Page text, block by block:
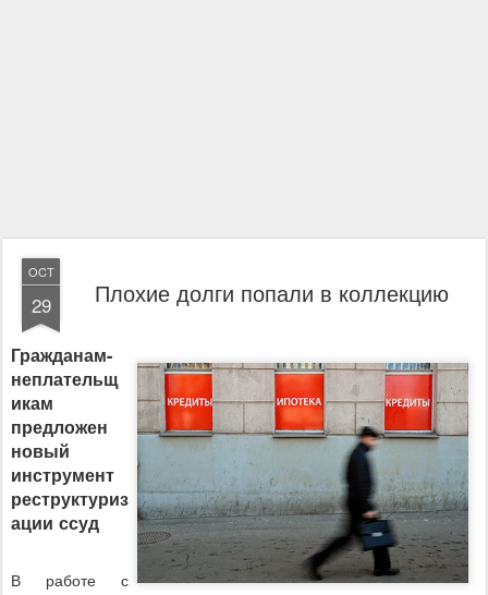
OCT
29 Плохие долги попали в коллекцию
Гражданам-
неплательщ
икам
предложен
новый
инструмент
реструктуриз
ации ссуд
В работе с